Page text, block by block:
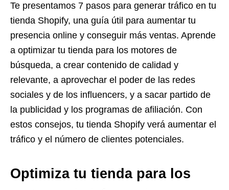
Te presentamos 7 pasos para generar tráfico en tu
tienda Shopify, una guía útil para aumentar tu
presencia online y conseguir más ventas. Aprende
a optimizar tu tienda para los motores de
búsqueda, a crear contenido de calidad y
relevante, a aprovechar el poder de las redes
sociales y de los influencers, y a sacar partido de
la publicidad y los programas de afiliación. Con
estos consejos, tu tienda Shopify verá aumentar el
tráfico y el número de clientes potenciales.
Optimiza tu tienda para los